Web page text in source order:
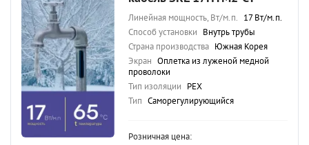
Линейная мощность, Вт/м.п. 17 Вт/м.п.
Способ установки Внутрь трубы
Страна производства Южная Корея
Экран Оплетка из луженой медной
проволоки
Тип изоляции PEX
Тип Саморегулирующийся
Розничная цена: